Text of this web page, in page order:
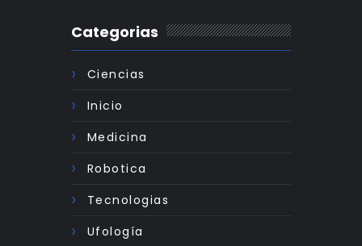
Categorias
Ciencias
Inicio
Medicina
Robotica
Tecnologias
Ufología